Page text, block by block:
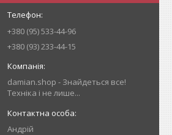
+380 (95) 533-44-96
+380 (93) 233-44-15
damian.shop - Знайдеться все!
Техніка і не лише...
Андрій